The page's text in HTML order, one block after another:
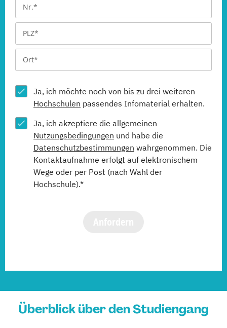
Ja, ich möchte noch von bis zu drei weiteren
Hochschulen passendes Infomaterial erhalten.
Ja, ich akzeptiere die allgemeinen
Nutzungsbedingungen und habe die
Datenschutzbestimmungen wahrgenommen. Die
Kontaktaufnahme erfolgt auf elektronischem
Wege oder per Post (nach Wahl der
Hochschule).*
Überblick über den Studiengang